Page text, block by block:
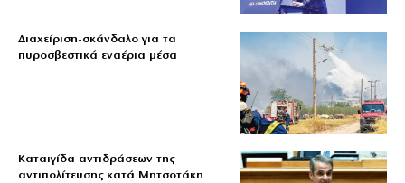
Διαχείριση-σκάνδαλο για τα
πυροσβεστικά εναέρια μέσα
Καταιγίδα αντιδράσεων της
αντιπολίτευσης κατά Μητσοτάκη